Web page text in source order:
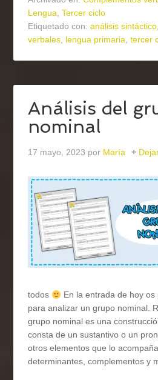
Lengua,Tercer ciclo
Etiquetado con:análisis sintáctico
verbales, lengua primaria,tercer
Análisis del
nominal
17 mayo, 2023 por María
todos
En la entrada de hoy
para analizar un grupo nominal.
grupo nominal es una
consta de un sustantivo o un
otros elementos que lo
determinantes, complementos y